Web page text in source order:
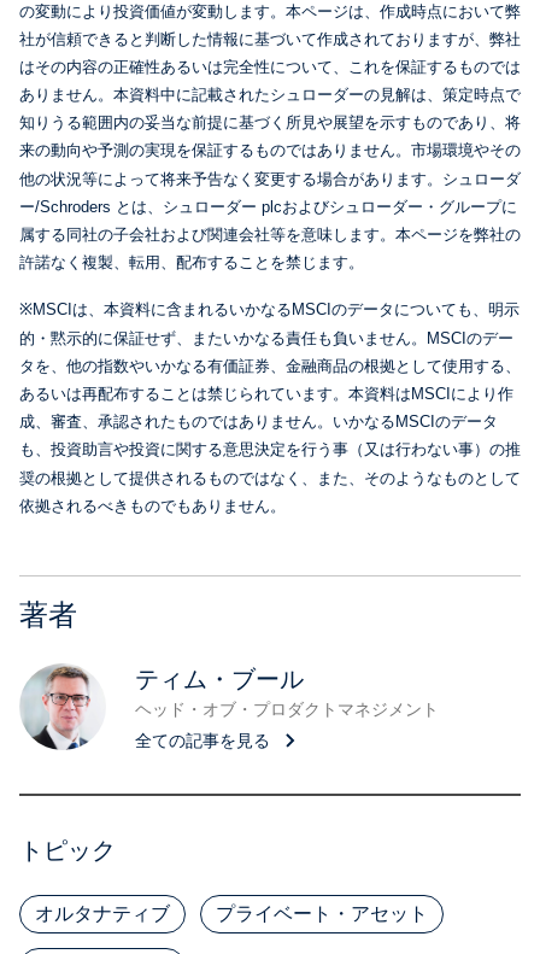
の変動により投資価値が変動します。本ページは、作成時点において弊
社が信頼できると判断した情報に基づいて作成されておりますが、弊社
はその内容の正確性あるいは完全性について、これを保証するものでは
ありません。本資料中に記載されたシュローダーの見解は、策定時点で
知りうる範囲内の妥当な前提に基づく所見や展望を示すものであり、将
来の動向や予測の実現を保証するものではありません。市場環境やその
他の状況等によって将来予告なく変更する場合があります。シュローダ
ー/Schroders とは、シュローダー plcおよびシュローダー・グループに
属する同社の子会社および関連会社等を意味します。本ページを弊社の
許諾なく複製、転用、配布することを禁じます。
※MSCIは、本資料に含まれるいかなるMSCIのデータについても、明示
的・黙示的に保証せず、またいかなる責任も負いません。MSCIのデー
タを、他の指数やいかなる有価証券、金融商品の根拠として使用する、
あるいは再配布することは禁じられています。本資料はMSCIにより作
成、審査、承認されたものではありません。いかなるMSCIのデータ
も、投資助言や投資に関する意思決定を行う事（又は行わない事）の推
奨の根拠として提供されるものではなく、また、そのようなものとして
依拠されるべきものでもありません。
著者
ティム・ブール
ヘッド・オブ・プロダクトマネジメント
全ての記事を見る
トピック
オルタナティブ プライベート・アセット